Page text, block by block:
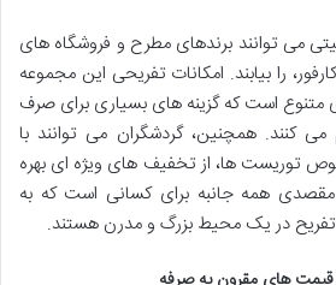
می توانند برندهای مطرح و فروشگاه های
را بیابند. امکانات تفریحی این مجموعه
متنوع است که گزینه های بسیاری برای صرف
کنند. همچنین، گردشگران می توانند با
توریست ها، از تخفیف های ویژه ای بهره
همه جانبه برای کسانی است که به
و تفریح در یک محیط بزرگ و مدرن هستند.